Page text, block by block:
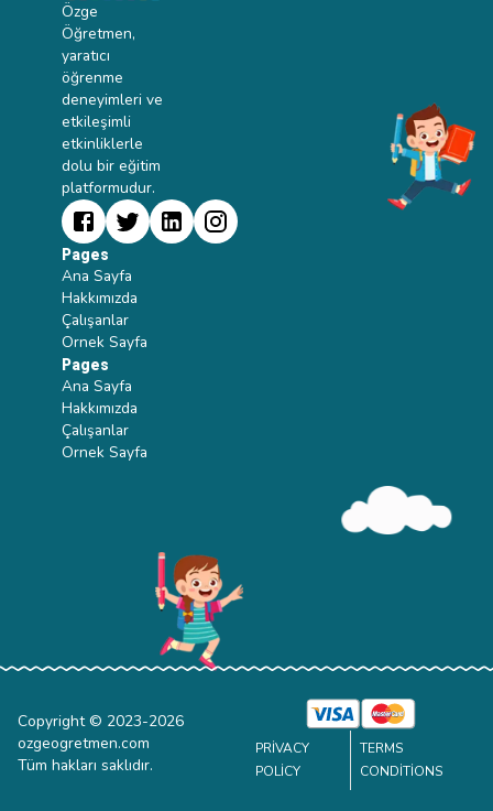
Özge
Öğretmen,
yaratıcı
öğrenme
deneyimleri ve
etkileşimli
etkinliklerle
dolu bir eğitim
platformudur.
Pages
Ana Sayfa
Hakkımızda
Çalışanlar
Ornek Sayfa
Pages
Ana Sayfa
Hakkımızda
Çalışanlar
Ornek Sayfa
Copyright © 2023-2026
ozgeogretmen.com
Tüm hakları saklıdır.
PRIVACY
POLICY
TERMS
CONDITIONS